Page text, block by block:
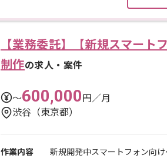
【業務委託】【新規スマート
制作の求人・案件
〜600,000円／月
渋谷（東京都）
作業内容 新規開発中スマートフォン向